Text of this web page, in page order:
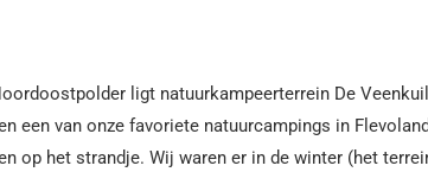
ligt natuurkampeerterrein De
een van onze favoriete natuurcampings in
op het strandje. Wij waren er in de winter (het